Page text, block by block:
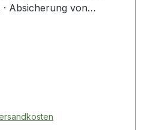
Absicherung von
gehärtete Gelenkstifte
liegen nach